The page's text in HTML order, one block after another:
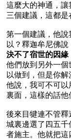
這麼大的神通，讓
三個建議，這都是
第一個建議，他
以？釋迦牟尼佛
決不了宿世的因緣
他們放到另外一
以做到，但是你
他說，我可不可
裏面，這樣的話他
後來目犍連不管
城裏邊選了四五
者施主。他就把